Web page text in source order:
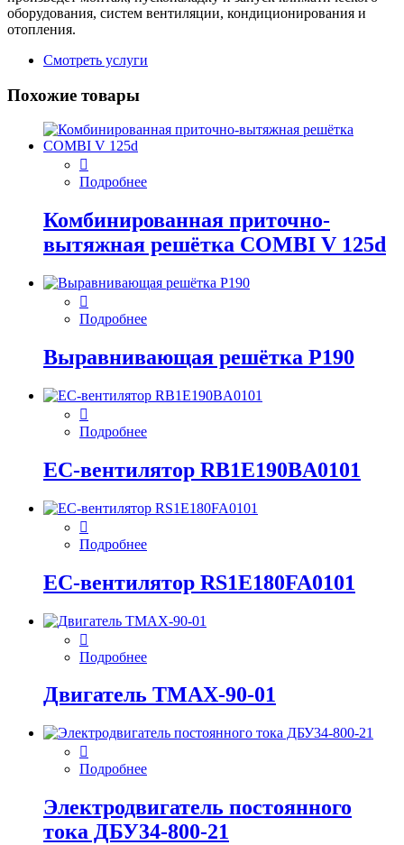
оборудования, систем вентиляции, кондиционирования и
отопления.
Смотреть услуги
Похожие товары
Подробнее
Комбинированная приточно-
вытяжная решётка COMBI V 125d
Подробнее
Выравнивающая решётка P190
Подробнее
EC-вентилятор RB1E190BA0101
Подробнее
EC-вентилятор RS1E180FA0101
Подробнее
Двигатель ТМАХ-90-01
Подробнее
Электродвигатель постоянного
тока ДБУ34‑800‑21